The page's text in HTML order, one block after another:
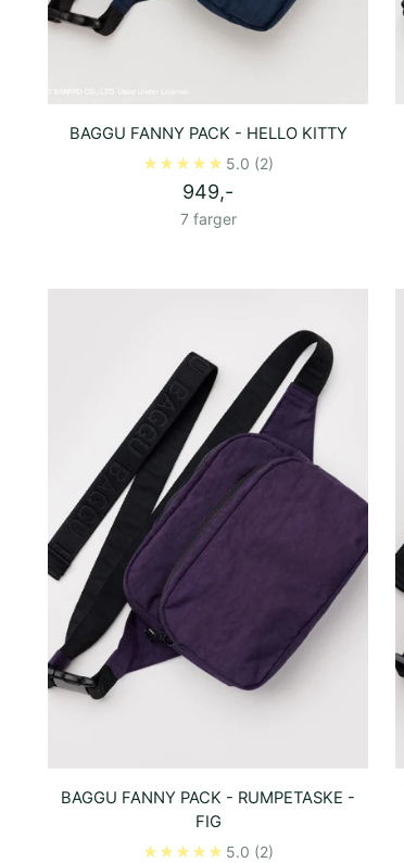
BAGGU FANNY PACK - HELLO KITTY
5.0 (2)
949,-
7 farger
BAGGU FANNY PACK - RUMPETASKE -
FIG
5.0 (2)